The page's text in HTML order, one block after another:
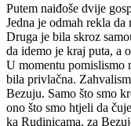
Putem naiđoše dvije
Jedna je odmah rekla
Druga je bila skroz
da idemo je kraj puta, a
U momentu pomislismo
bila privlačna.
Bezuju. Samo što smo
ono što smo htjeli da
ka Rudinicama, za